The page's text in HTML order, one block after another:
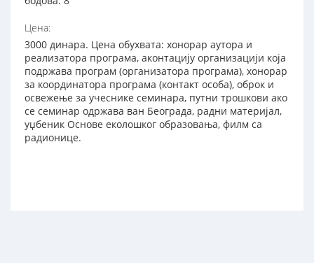
Цена:
3000 динара. Цена обухвата: хонорар аутора и
реализатора програма, аконтацију организацији која
подржава програм (организатора програма), хонорар
за координатора програма (контакт особа), оброк и
освежење за учеснике семинара, путни трошкови ако
се семинар одржава ван Београда, радни материјал,
уџбеник Основе еколошког образовања, филм са
радионице.